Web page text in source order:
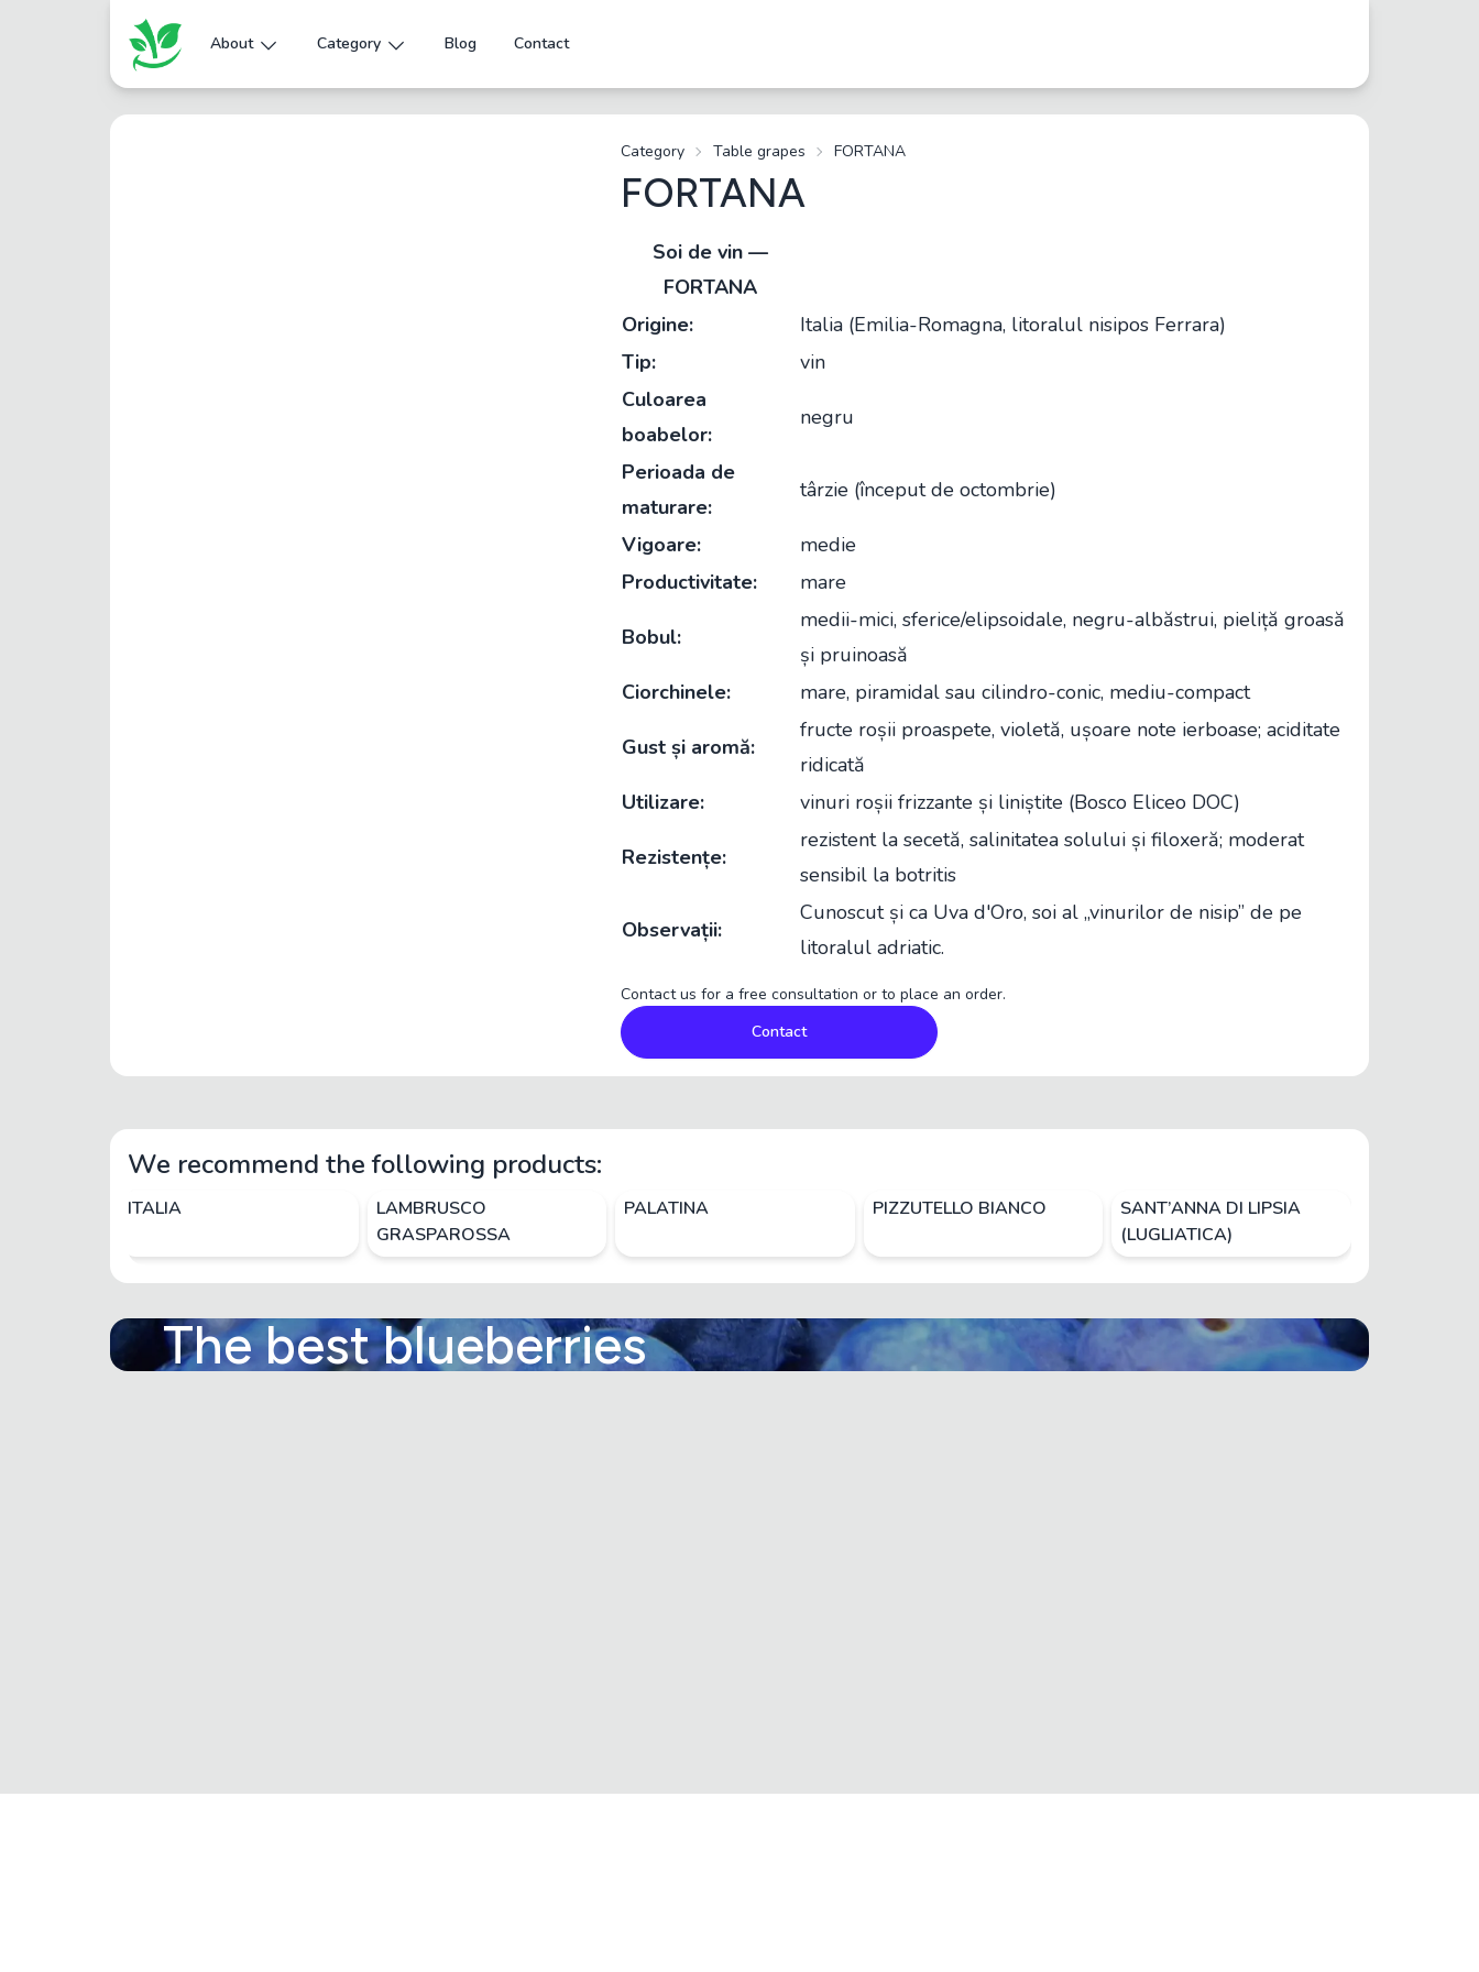
About Category Blog Contact
Category Table grapes FORTANA
FORTANA
Soi de vin —
FORTANA
Origine:
Italia (Emilia-Romagna, litoralul nisipos Ferrara)
Tip:
vin
Culoarea
boabelor:
negru
Perioada de
maturare:
târzie (început de octombrie)
Vigoare:
medie
Productivitate:
mare
Bobul:
medii-mici, sferice/elipsoidale, negru-albăstrui, pieliță groasă
și pruinoasă
Ciorchinele:
mare, piramidal sau cilindro-conic, mediu-compact
Gust și aromă:
fructe roșii proaspete, violetă, ușoare note ierboase; aciditate
ridicată
Utilizare:
vinuri roșii frizzante și liniștite (Bosco Eliceo DOC)
Rezistențe:
rezistent la secetă, salinitatea solului și filoxeră; moderat
sensibil la botritis
Observații:
Cunoscut și ca Uva d'Oro, soi al „vinurilor de nisip” de pe
litoralul adriatic.
Contact us for a free consultation or to place an order.
Contact
We recommend the following products:
ITALIA
LAMBRUSCO
GRASPAROSSA
PALATINA PIZZUTELLO BIANCO
SANT’ANNA DI LIPSIA
(LUGLIATICA)
The best blueberries